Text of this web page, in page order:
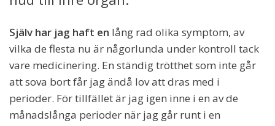
Själv har jag haft en lång rad olika symptom, av
vilka de flesta nu är någorlunda under kontroll tack
vare medicinering. En ständig trötthet som inte går
att sova bort får jag ändå lov att dras med i
perioder. För tillfället är jag igen inne i en av de
månadslånga perioder när jag går runt i en